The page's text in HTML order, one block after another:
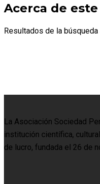
Acerca de
Resultados de la
La Asociación Sociedad
institución científica,
de lucro, fundada el 26 de